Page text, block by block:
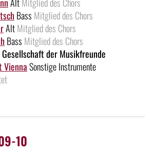
Bass Mitglied des Chors
AltMitglied des Chors
Bass Mitglied des Chors
der Musikfreunde
ViennaSonstige Instrumente
10